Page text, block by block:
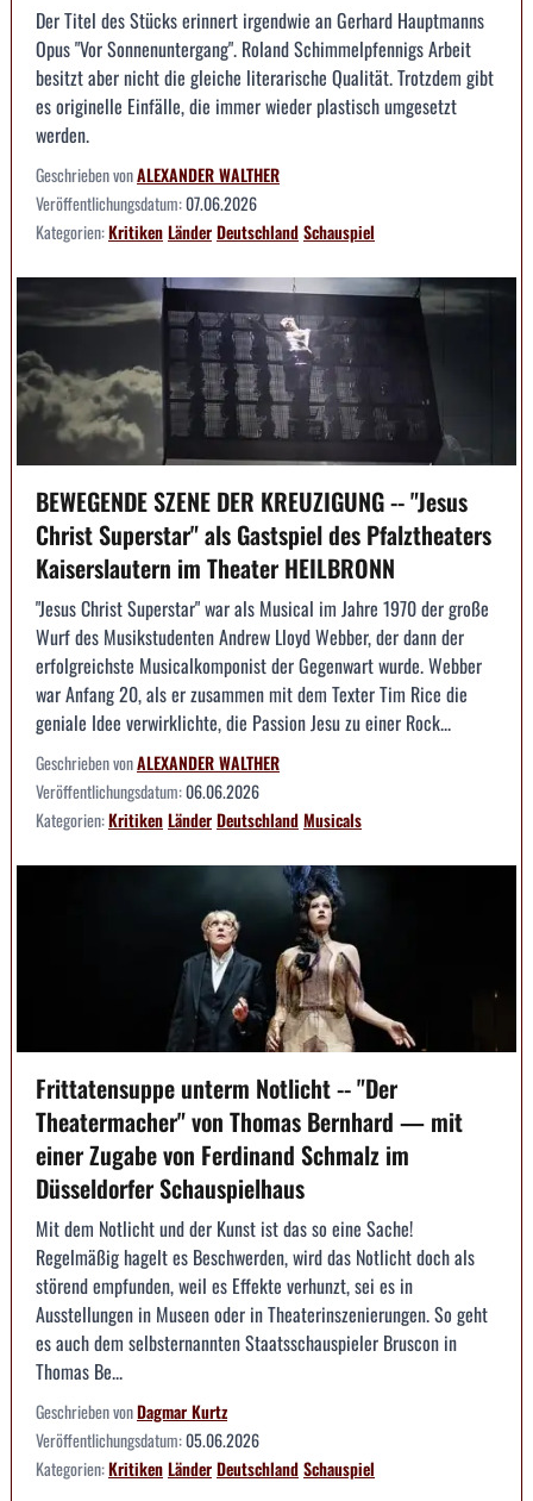
Der Titel des Stücks erinnert irgendwie an Gerhard Hauptmanns
Opus "Vor Sonnenuntergang". Roland Schimmelpfennigs Arbeit
besitzt aber nicht die gleiche literarische Qualität. Trotzdem gibt
es originelle Einfälle, die immer wieder plastisch umgesetzt
werden.
Geschrieben vonALEXANDER WALTHER
Veröffentlichungsdatum:07.06.2026
Kategorien:KritikenLänderDeutschlandSchauspiel
BEWEGENDE SZENE DER KREUZIGUNG -- "Jesus
Christ Superstar" als Gastspiel des Pfalztheaters
Kaiserslautern im Theater HEILBRONN
"Jesus Christ Superstar" war als Musical im Jahre 1970 der große
Wurf des Musikstudenten Andrew Lloyd Webber, der dann der
erfolgreichste Musicalkomponist der Gegenwart wurde. Webber
war Anfang 20, als er zusammen mit dem Texter Tim Rice die
geniale Idee verwirklichte, die Passion Jesu zu einer Rock...
Geschrieben vonALEXANDER WALTHER
Veröffentlichungsdatum:06.06.2026
Kategorien:KritikenLänderDeutschlandMusicals
Frittatensuppe unterm Notlicht -- "Der
Theatermacher" von Thomas Bernhard — mit
einer Zugabe von Ferdinand Schmalz im
Düsseldorfer Schauspielhaus
Mit dem Notlicht und der Kunst ist das so eine Sache!
Regelmäßig hagelt es Beschwerden, wird das Notlicht doch als
störend empfunden, weil es Effekte verhunzt, sei es in
Ausstellungen in Museen oder in Theaterinszenierungen. So geht
es auch dem selbsternannten Staatsschauspieler Bruscon in
Thomas Be...
Geschrieben vonDagmar Kurtz
Veröffentlichungsdatum:05.06.2026
Kategorien:KritikenLänderDeutschlandSchauspiel